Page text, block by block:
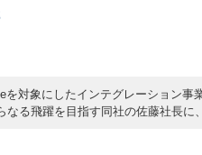
対象にしたインテグレーション事
なる飛躍を目指す同社の佐藤社長に